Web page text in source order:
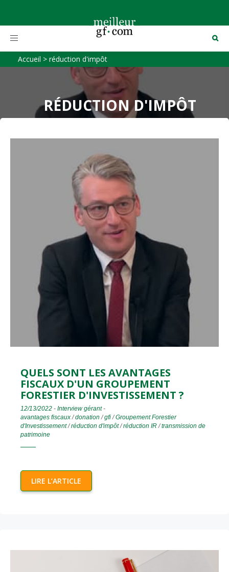
Toggle
Accueil > réduction d'impôt
RÉDUCTION D'IMPÔT
QUELS SONT LES AVANTAGES
FISCAUX D'UN GROUPEMENT
FORESTIER D'INVESTISSEMENT ?
12/13/2022 - Interview gérant-
avantages fiscaux/donation /gfi/Groupement Forestier
d'Investissement/réduction d'impôt/réduction IR/transmission de
patrimoine
LIRE L’ARTICLE